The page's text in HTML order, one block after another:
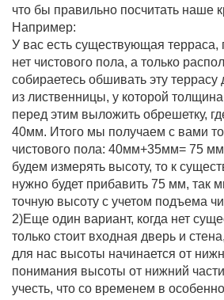
что бы правильно посчитать наше
Например:
У вас есть существующая терраса,
нет чистового пола, а только
собираетесь обшивать эту
из лиственницы, у которой
перед этим выложить обрешетку,
40мм. Итого мы получаем с вами
чистового пола: 40мм+35мм= 75
будем измерять высоту, то к
нужно будет прибавить 75 мм, так
точную высоту с учетом подъема
2)Еще один вариант, когда нет
только стоит входная дверь и
для нас высоты начинается от
понимания высоты от нижний
учесть, что со временем в